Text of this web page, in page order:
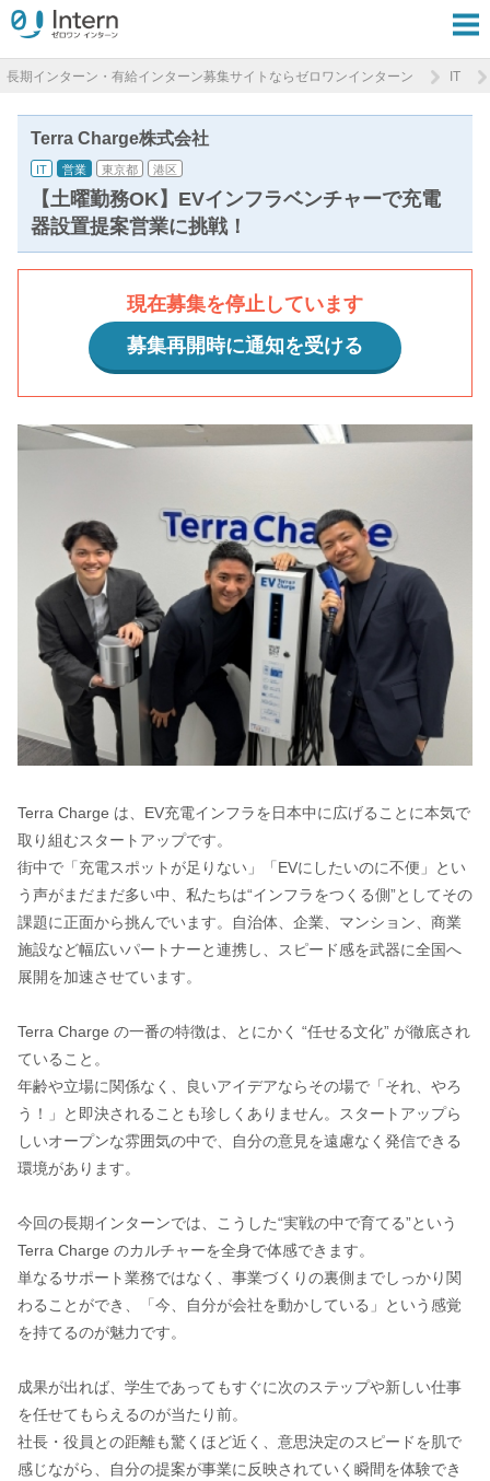
長期インターン・有給インターン募集サイトならゼロワンインターン IT
Terra Charge株式会社
IT 営業 東京都 港区
【土曜勤務OK】EVインフラベンチャーで充電
器設置提案営業に挑戦！
現在募集を停止しています
募集再開時に通知を受ける
Terra Charge は、EV充電インフラを日本中に広げることに本気で
取り組むスタートアップです。
街中で「充電スポットが足りない」「EVにしたいのに不便」とい
う声がまだまだ多い中、私たちは“インフラをつくる側”としてその
課題に正面から挑んでいます。自治体、企業、マンション、商業
施設など幅広いパートナーと連携し、スピード感を武器に全国へ
展開を加速させています。
Terra Charge の一番の特徴は、とにかく “任せる文化” が徹底され
ていること。
年齢や立場に関係なく、良いアイデアならその場で「それ、やろ
う！」と即決されることも珍しくありません。スタートアップら
しいオープンな雰囲気の中で、自分の意見を遠慮なく発信できる
環境があります。
今回の長期インターンでは、こうした“実戦の中で育てる”という
Terra Charge のカルチャーを全身で体感できます。
単なるサポート業務ではなく、事業づくりの裏側までしっかり関
わることができ、「今、自分が会社を動かしている」という感覚
を持てるのが魅力です。
成果が出れば、学生であってもすぐに次のステップや新しい仕事
を任せてもらえるのが当たり前。
社長・役員との距離も驚くほど近く、意思決定のスピードを肌で
感じながら、自分の提案が事業に反映されていく瞬間を体験でき